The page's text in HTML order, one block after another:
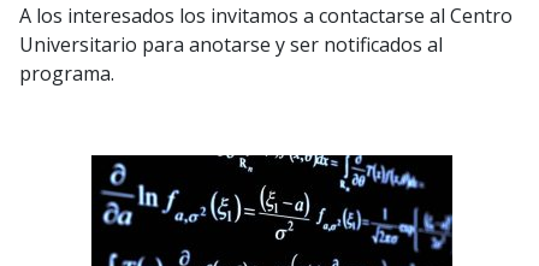
A los interesados los invitamos a contactarse al Centro
Universitario para anotarse y ser notificados al
programa.